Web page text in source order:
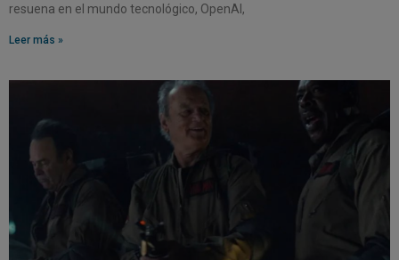
resuena en el mundo tecnológico, OpenAI,
Leer más »